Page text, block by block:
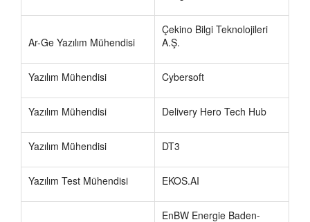
Ar-Ge Yazılım Mühendisi
Çekino Bilgi Teknolojileri
A.Ş.
Yazılım Mühendisi Cybersoft
Yazılım Mühendisi Delivery Hero Tech Hub
Yazılım Mühendisi DT3
Yazılım Test Mühendisi EKOS.AI
EnBW Energie Baden-